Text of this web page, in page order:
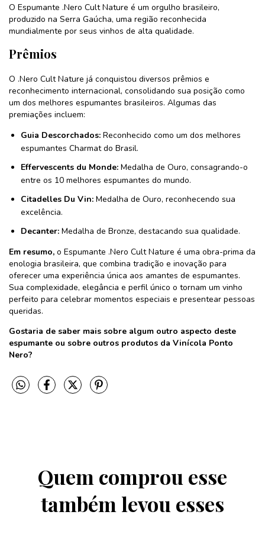
O Espumante .Nero Cult Nature é um orgulho brasileiro,
produzido na Serra Gaúcha, uma região reconhecida
mundialmente por seus vinhos de alta qualidade.
Prêmios
O .Nero Cult Nature já conquistou diversos prêmios e
reconhecimento internacional, consolidando sua posição como
um dos melhores espumantes brasileiros. Algumas das
premiações incluem:
Guia Descorchados: Reconhecido como um dos melhores
espumantes Charmat do Brasil.
Effervescents du Monde: Medalha de Ouro, consagrando-o
entre os 10 melhores espumantes do mundo.
Citadelles Du Vin: Medalha de Ouro, reconhecendo sua
excelência.
Decanter: Medalha de Bronze, destacando sua qualidade.
Em resumo, o Espumante .Nero Cult Nature é uma obra-prima da
enologia brasileira, que combina tradição e inovação para
oferecer uma experiência única aos amantes de espumantes.
Sua complexidade, elegância e perfil único o tornam um vinho
perfeito para celebrar momentos especiais e presentear pessoas
queridas.
Gostaria de saber mais sobre algum outro aspecto deste
espumante ou sobre outros produtos da Vinícola Ponto
Nero?
Quem comprou esse
também levou esses